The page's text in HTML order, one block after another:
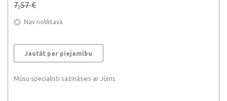
7,57 €
Nav noliktavā
Jautāt par piejamību
Mūsu specialisti sazināsies ar Jūms